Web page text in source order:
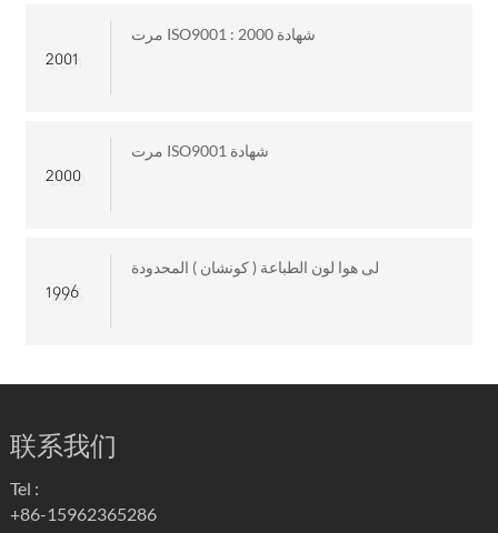
2001
مرت ISO9001 : 2000 شهادة
2000
مرت ISO9001 شهادة
1996
لى هوا لون الطباعة ( كونشان ) المحدودة
联系我们
Tel :
+86-15962365286